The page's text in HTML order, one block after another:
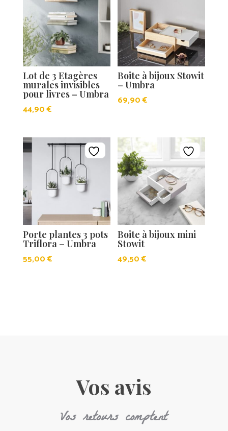
Lot de 3 Etagères
murales invisibles
pour livres – Umbra
44,90€
Boite à bijoux Stowit
– Umbra
69,90€
Porte plantes 3 pots
Triflora – Umbra
55,00€
Boite à bijoux mini
Stowit
49,50€
Vos avis
Vos retours comptent